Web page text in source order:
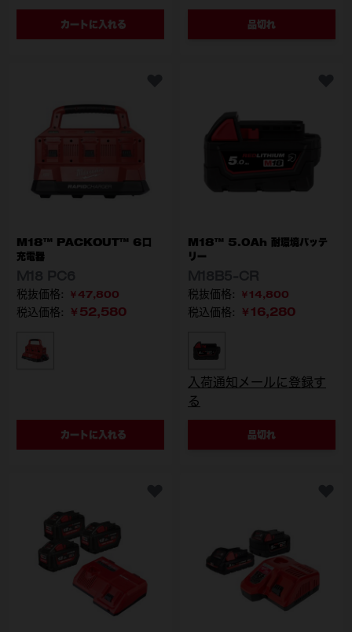
カートに入れる 品切れ
M18™ PACKOUT™ 6口
充電器
￥47,800
税込価格: ￥52,580
型番M18 PC6 JP
カートに入れる
M18™ 5.0Ah 耐環境バッテ
リー
￥14,800
税込価格: ￥16,280
型番M18B5-CR JP
入荷通知メールに登録す
る
品切れ